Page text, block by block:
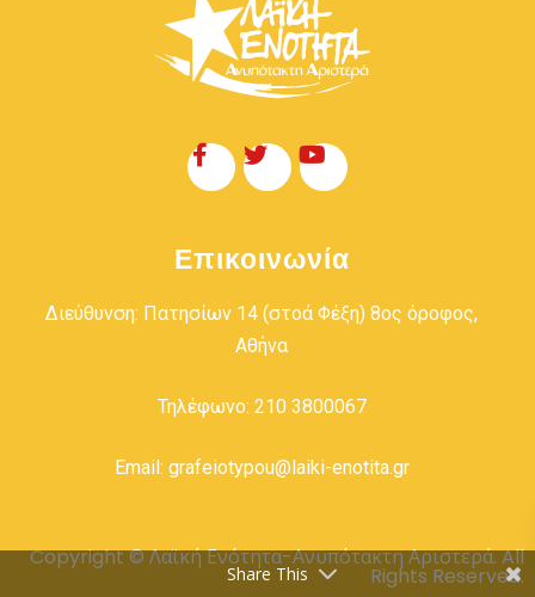
Επικοινωνία
Διεύθυνση: Πατησίων 14 (στοά Φέξη) 8ος όροφος,
Αθήνα
Τηλέφωνο: 210 3800067
Email: grafeiotypou@laiki-enotita.gr
Copyright © Λαϊκή Ενότητα-Ανυπότακτη Αριστερά. All
Rights Reserved.
Share This